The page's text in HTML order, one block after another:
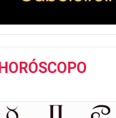
HORÓSCOPO